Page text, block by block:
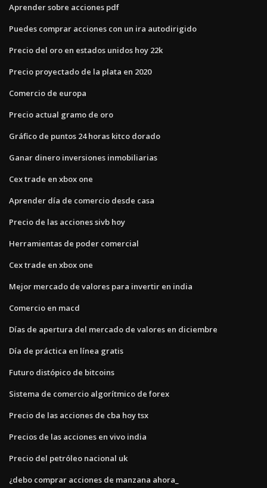
Aprender sobre acciones pdf
Puedes comprar acciones con un ira autodirigido
Precio del oro en estados unidos hoy 22k
Precio proyectado de la plata en 2020
Comercio de europa
Precio actual gramo de oro
Gráfico de puntos 24 horas kitco dorado
Ganar dinero inversiones inmobiliarias
Cex trade en xbox one
Aprender día de comercio desde casa
Precio de las acciones sivb hoy
Herramientas de poder comercial
Cex trade en xbox one
Mejor mercado de valores para invertir en india
Comercio en macd
Días de apertura del mercado de valores en diciembre
Día de práctica en línea gratis
Futuro distópico de bitcoins
Sistema de comercio algorítmico de forex
Precio de las acciones de cba hoy tsx
Precios de las acciones en vivo india
Precio del petróleo nacional uk
¿debo comprar acciones de manzana ahora_